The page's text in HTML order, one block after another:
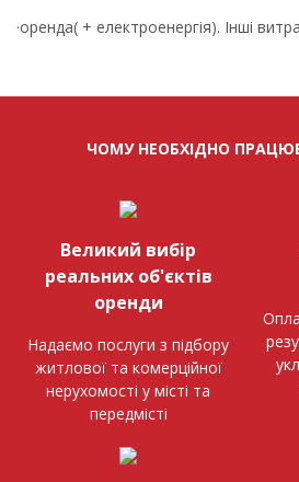
·оренда( + електроенергія). Інші
ЧОМУ НЕОБХІДНО
Великий вибір
реальних об'єктів
оренди
Надаємо послуги з підбору
житлової та комерційної
нерухомості у місті та
передмісті